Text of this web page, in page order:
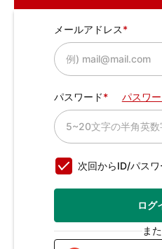
メールアドレス
パスワード パスワ
次回からID/パス
ログ
ま